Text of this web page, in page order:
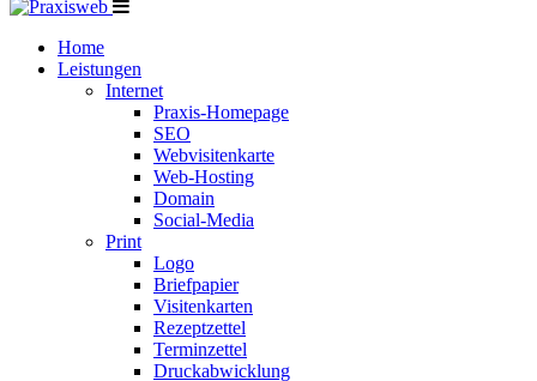
Home
Leistungen
Internet
Praxis-Homepage
SEO
Webvisitenkarte
Web-Hosting
Domain
Social-Media
Print
Logo
Briefpapier
Visitenkarten
Rezeptzettel
Terminzettel
Druckabwicklung